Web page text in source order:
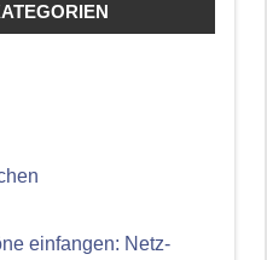
einfangen: Netz-